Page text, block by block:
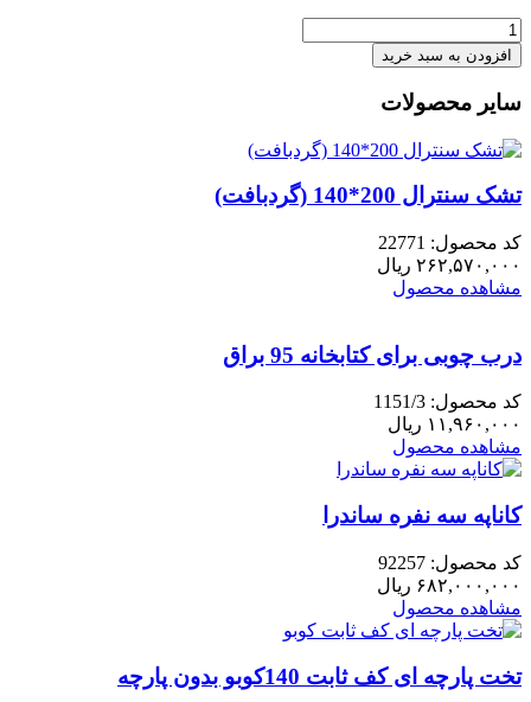
تخت
یکنفره
90
کف
متحرک
با
قید
ساده
رنیور
افزودن به سبد خرید
سایر محصولات
تشک سنترال 200*140 (گردبافت)
کد محصول: 22771
۲۶۲,۵۷۰,۰۰۰ ریال
مشاهده محصول
درب چوبی برای کتابخانه 95 براق
کد محصول: 1151/3
۱۱,۹۶۰,۰۰۰ ریال
مشاهده محصول
کاناپه سه نفره ساندرا
کد محصول: 92257
۶۸۲,۰۰۰,۰۰۰ ریال
مشاهده محصول
تخت پارچه ای کف ثابت 140کوبو بدون پارچه